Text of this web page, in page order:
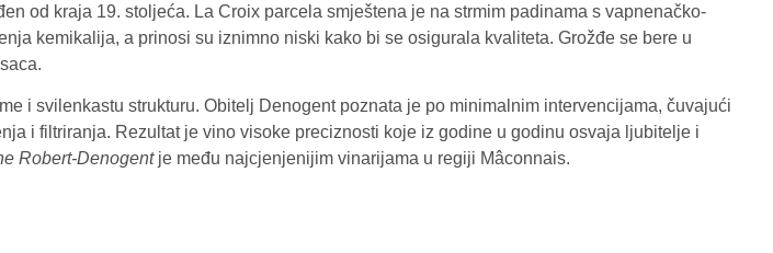
od kraja 19. stoljeća. La Croix parcela smještena je na strmim padinama s vapnenačko-
kemikalija, a prinosi su iznimno niski kako bi se osigurala kvaliteta. Grožđe se bere u
i svilenkastu strukturu. Obitelj Denogent poznata je po minimalnim intervencijama, čuvajući
i filtriranja. Rezultat je vino visoke preciznosti koje iz godine u godinu osvaja ljubitelje i
Robert-Denogentje među najcjenjenijim vinarijama u regiji Mâconnais.